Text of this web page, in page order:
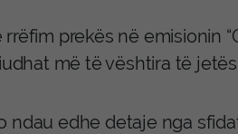
prekës në emisionin
më të vështira të
ndau edhe detaje nga